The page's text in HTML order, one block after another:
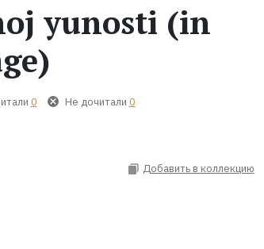
yunosti (in
0 Не дочитали 0
Добавить в коллекцию